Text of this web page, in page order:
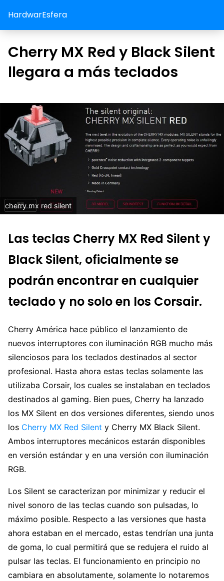
HardwarEsfera
Cherry MX Red y Black Silent
llegara a más teclados
cherry mx red silent
Las teclas Cherry MX Red Silent y
Black Silent, oficialmente se
podrán encontrar en cualquier
teclado y no solo en los Corsair.
Cherry América hace público el lanzamiento de
nuevos interruptores con iluminación RGB mucho más
silenciosos para los teclados destinados al sector
profesional. Hasta ahora estas teclas solamente las
utilizaba Corsair, los cuales se instalaban en teclados
destinados al gaming. Bien pues, Cherry ha lanzado
los MX Silent en dos versiones diferentes, siendo unos
los Cherry MX Red Silent y Cherry MX Black Silent.
Ambos interruptores mecánicos estarán disponibles
en versión estándar y en una versión con iluminación
RGB.
Los Silent se caracterizan por minimizar y reducir el
nivel sonoro de las teclas cuando son pulsadas, lo
máximo posible. Respecto a las versiones que hasta
ahora estaban en el mercado, estas tendrían una junta
de goma, lo cual permitirá que se redujera el ruido al
pulsar las teclas. El funcionamiento en principio no
cambiara en absolutamente, solamente lo notaremos